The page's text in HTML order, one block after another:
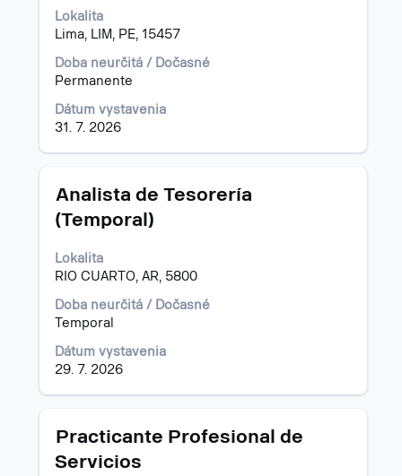
Lokalita
Lima, LIM, PE, 15457
Doba neurčitá / Dočasné
Permanente
Dátum vystavenia
31. 7. 2026
na
zobrazenie
celého
obsahu
informácií
pracovnej
pozícii.
Názov
Analista de Tesorería
(Temporal)
Lokalita
RIO CUARTO, AR, 5800
Doba neurčitá / Dočasné
Temporal
Dátum vystavenia
29. 7. 2026
Stlačte
na
celého
obsahu
informácií
o
pracovnej
pozícii.
Názov
Practicante Profesional de
Servicios
Stlačte
na